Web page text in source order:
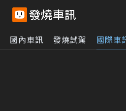
國內車訊 發燒試駕 國際車